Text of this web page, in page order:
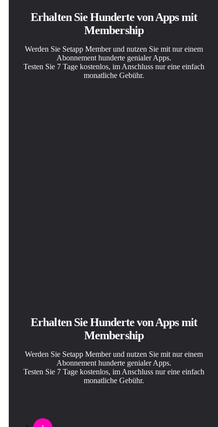
Erhalten Sie Hunderte von Apps mit
Membership
Werden Sie Setapp Member und nutzen Sie mit nur einem
Abonnement hunderte genialer Apps.
Testen Sie 7 Tage kostenlos, im Anschluss nur eine einfach
monatliche Gebühr.
Erhalten Sie Hunderte von Apps mit
Membership
Werden Sie Setapp Member und nutzen Sie mit nur einem
Abonnement hunderte genialer Apps.
Testen Sie 7 Tage kostenlos, im Anschluss nur eine einfach
monatliche Gebühr.